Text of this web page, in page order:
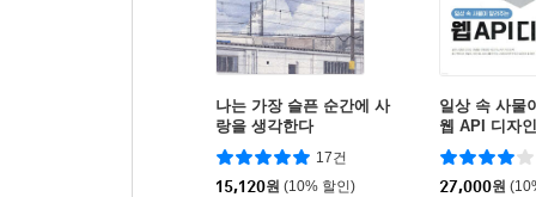
나는 가장 슬픈 순간에 사
랑을 생각한다
17건
15,120원 (10% 할인)
일상 속 사물
웹 API 디자인
27,000원